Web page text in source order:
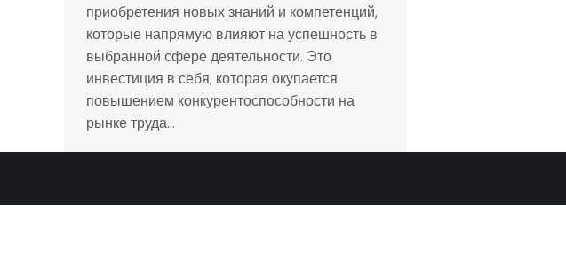
приобретения новых знаний и компетенций,
которые напрямую влияют на успешность в
выбранной сфере деятельности. Это
инвестиция в себя, которая окупается
повышением конкурентоспособности на
рынке труда…